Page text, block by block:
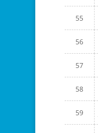
55
56
57
58
59